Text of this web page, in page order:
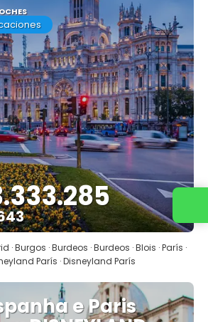
Ver
· Burgos · Burdeos · Burdeos · Blois · París ·
París · Disneyland París
e Paris